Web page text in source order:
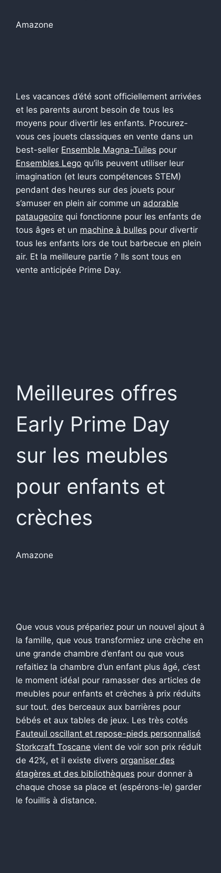
Amazone
Les vacances d’été sont officiellement arrivées
et les parents auront besoin de tous les
moyens pour divertir les enfants. Procurez-
vous ces jouets classiques en vente dans un
best-seller Ensemble Magna-Tuiles pour
Ensembles Lego qu’ils peuvent utiliser leur
imagination (et leurs compétences STEM)
pendant des heures sur des jouets pour
s’amuser en plein air comme un adorable
pataugeoire qui fonctionne pour les enfants de
tous âges et un machine à bulles pour divertir
tous les enfants lors de tout barbecue en plein
air. Et la meilleure partie ? Ils sont tous en
vente anticipée Prime Day.
Meilleures offres
Early Prime Day
sur les meubles
pour enfants et
crèches
Amazone
Que vous vous prépariez pour un nouvel ajout à
la famille, que vous transformiez une crèche en
une grande chambre d’enfant ou que vous
refaitiez la chambre d’un enfant plus âgé, c’est
le moment idéal pour ramasser des articles de
meubles pour enfants et crèches à prix réduits
sur tout. des berceaux aux barrières pour
bébés et aux tables de jeux. Les très cotés
Fauteuil oscillant et repose-pieds personnalisé
Storkcraft Toscane vient de voir son prix réduit
de 42%, et il existe divers organiser des
étagères et des bibliothèques pour donner à
chaque chose sa place et (espérons-le) garder
le fouillis à distance.